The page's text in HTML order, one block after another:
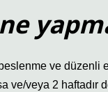
ve düzenli
veya 2 haftadır